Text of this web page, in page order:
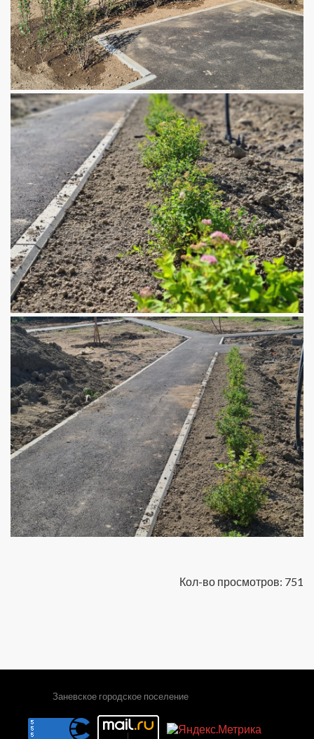
Кол-во просмотров: 751
Заневское городское поселение